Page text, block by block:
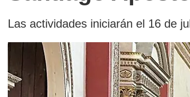
Las actividades iniciarán el 16 de